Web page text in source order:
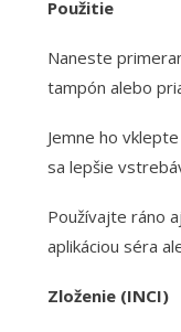
Použitie
Naneste
tampón alebo
Jemne ho
sa lepšie
Používajte ráno
aplikáciou séra
Zloženie (INCI)